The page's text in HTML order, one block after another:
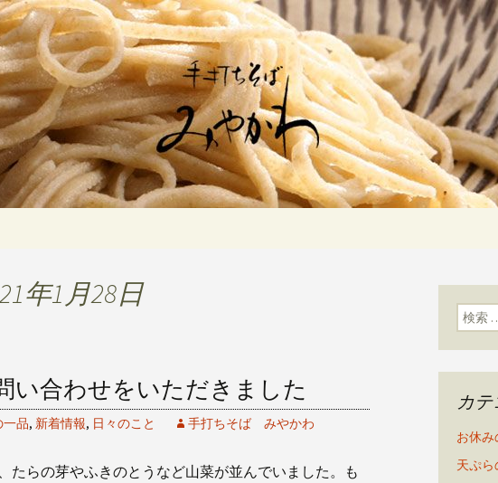
打ちそば みやか
と佇む「手打ちそばみやかわ」では自家製粉に
けます。新しいそばや季節の食材を使用した天
年1月28日
い合わせをいただきました
一品, 新着情報, 日々のこと 手打ちそば みやかわ
たらの芽やふきのとうなど山菜が並んでいました。も
検索:
カ
お休
天ぷら